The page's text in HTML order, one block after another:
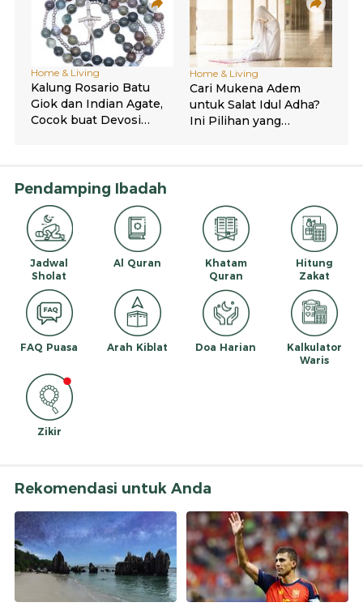
Pendamping Ibadah
Jadwal
Sholat
Al Quran
Khatam
Quran
Hitung
Zakat
FAQ Puasa Arah Kiblat Doa Harian
Kalkulator
Waris
Zikir
Rekomendasi untuk Anda